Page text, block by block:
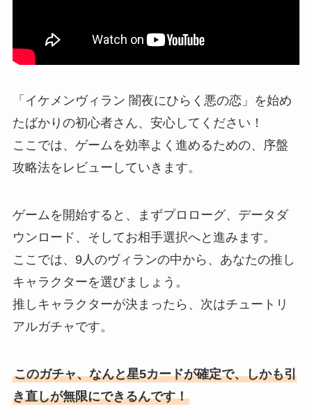
「イケメンヴィラン 闇夜にひらく悪の恋」を始め
たばかりの初心者さん、安心してください！
ここでは、ゲームを効率よく進めるための、序盤
攻略法をレビューしていきます。
ゲームを開始すると、まずプロローグ、データダ
ウンロード、そしてお相手選択へと進みます。
ここでは、9人のヴィランの中から、あなたの推し
キャラクターを選びましょう。
推しキャラクターが決まったら、次はチュートリ
アルガチャです。
このガチャ、なんと星5カードが確定で、しかも引
き直しが無限にできるんです！